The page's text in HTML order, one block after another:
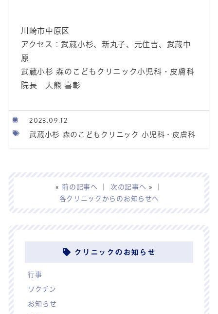
川崎市中原区
アクセス：武蔵小杉、新丸子、元住吉、武蔵中
原
武蔵小杉 森のこどもクリニック小児科・皮膚科
院長 大熊 喜彰
2023.09.12
武蔵小杉 森のこどもクリニック 小児科・皮膚科
«前の記事へ 次の記事へ » ｜
各クリニックからのお知らせへ
クリニックのお知らせ
行事
ワクチン
お知らせ